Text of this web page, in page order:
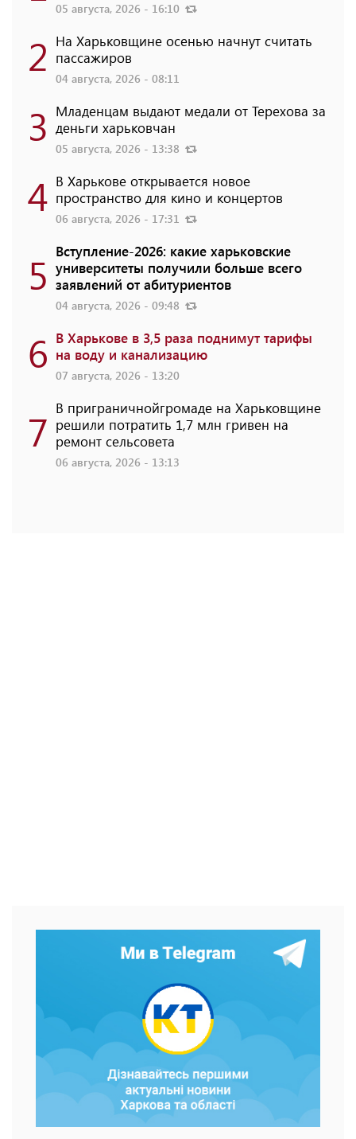
05 августа, 2026 - 16:10
2 На Харьковщине осенью начнут считать
пассажиров
04 августа, 2026 - 08:11
3 Младенцам выдают медали от Терехова за
деньги харьковчан
05 августа, 2026 - 13:38
4 В Харькове открывается новое
пространство для кино и концертов
06 августа, 2026 - 17:31
5 Вступление-2026: какие харьковские
университеты получили больше всего
заявлений от абитуриентов
04 августа, 2026 - 09:48
6 В Харькове в 3,5 раза поднимут тарифы
на воду и канализацию
07 августа, 2026 - 13:20
7 В приграничнойгромаде на Харьковщине
решили потратить 1,7 млн ​​гривен на
ремонт сельсовета
06 августа, 2026 - 13:13